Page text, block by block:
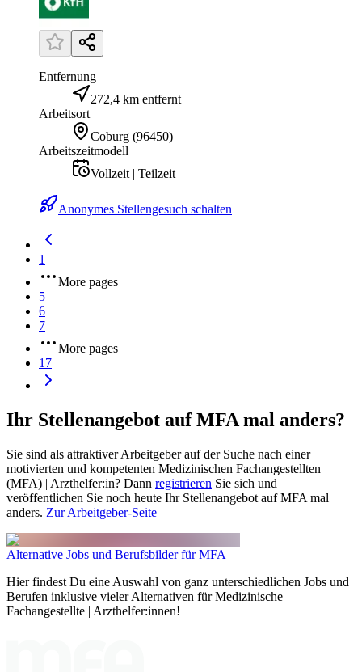
Entfernung
272,4 km entfernt
Arbeitsort
Coburg (96450)
Arbeitszeitmodell
Vollzeit | Teilzeit
Anonymes Stellengesuch schalten
1
More pages
5
6
7
More pages
17
Ihr Stellenangebot auf MFA mal anders?
Sie sind als attraktiver Arbeitgeber auf der Suche nach einer
motivierten und kompetenten Medizinischen Fachangestellten
(MFA) | Arzthelfer:in? Dann registrieren Sie sich und
veröffentlichen Sie noch heute Ihr Stellenangebot auf MFA mal
anders. Zur Arbeitgeber-Seite
Alternative Jobs und Berufsbilder für MFA
Hier findest Du eine Auswahl von ganz unterschiedlichen Jobs und
Berufen inklusive vieler Alternativen für Medizinische
Fachangestellte | Arzthelfer:innen!